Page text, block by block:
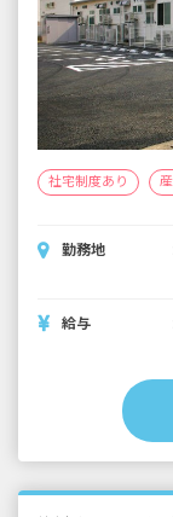
社宅制度あり
勤務地
給与